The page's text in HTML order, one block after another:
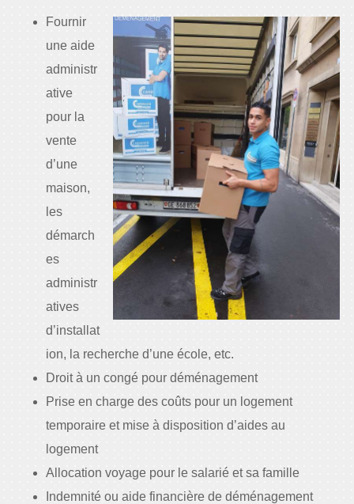
Fournir
une aide
administr
ative
pour la
vente
d’une
maison,
les
démarch
es
administr
atives
d’installat
ion, la recherche d’une école, etc.
Droit à un congé pour déménagement
Prise en charge des coûts pour un logement
temporaire et mise à disposition d’aides au
logement
Allocation voyage pour le salarié et sa famille
Indemnité ou aide financière de déménagement